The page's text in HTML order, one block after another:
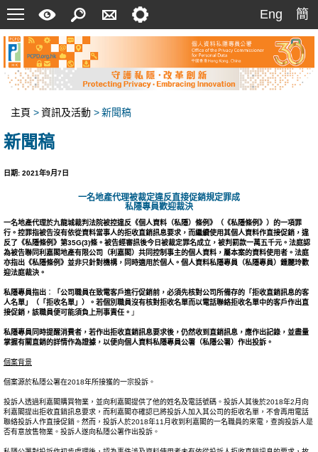
菜
單
速
指
南
索
絡
我
定
Eng
簡
簡
主頁 >資訊及活動 >新聞稿
新聞稿
日期: 2021年9月7日
一名地產代理被裁定違反直接促銷規定罪成
私隱專員歡迎裁決
一名地產代理於九龍城裁判法院被控違反《個人資料（私隱）條例》（《私隱條例》）的一項罪
行。控罪指被告沒有依從資料當事人的拒收直銷訊息要求，而繼續使用其個人資料作直接促銷，違
反了《私隱條例》第35G(3)條。被告經審訊後今日被裁定罪名成立，被判罰款一萬五千元 。 法庭認
為被告聯同利嘉閣地產有限公司（利嘉閣）共同控制事主的個人資料，屬本案的資料使用者。法庭
亦指出《私隱條例》並非只針對機構，同時適用於個人。個人資料私隱專員（私隱專員）鍾麗玲歡
迎法庭裁決。
私隱專員指出 ：
「公司職員在致電客戶進行促銷前，必須先核對公司所備存的「拒收直銷訊息的客
人名單」（「拒收名單」）。若個別職員沒有核對拒收名單而以電話聯絡拒收名單中的客戶作出直
接促銷，該職員便可能須負上刑事責任。 」
私隱專員同時提醒消費者，若作出拒收直銷訊息要求後，仍然收到直銷訊息，應作出記錄，並盡量
掌握有關直銷的詳情作為證據，以便向個人資料私隱專員公署（私隱公署）作出投訴。
個案背景
個案源於私隱公署在2018年所接獲的一宗投訴。
投訴人透過利嘉閣購買物業，並向利嘉閣提供了他的姓名及電話號碼。投訴人其後於2018年2月向
利嘉閣提出拒收直銷訊息要求，而利嘉閣亦確認已將投訴人加入其公司的拒收名單，不會再用電話
聯絡投訴人作直接促銷。然而，投訴人於2018年11月收到利嘉閣的一名職員的來電，查詢投訴人是
否有意放售物業。投訴人遂向私隱公署作出投訴。